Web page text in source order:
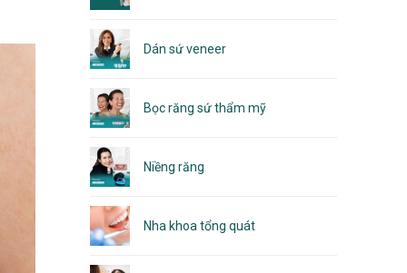
Dán sứ veneer
Bọc răng sứ thẩm mỹ
Niềng răng
Nha khoa tổng quát